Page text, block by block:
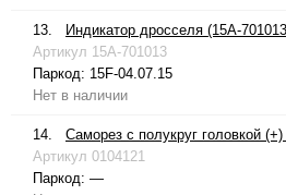
13.
Индикатор дросселя (15A-
Артикул 15A-701013
Паркод: 15F-04.07.15
Нет в наличии
14.
Саморез с полукруг головкой
Артикул 0104121
Паркод: —